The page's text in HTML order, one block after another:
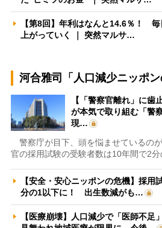
【第8回】年利はなんと14.6％！
上がっていく ｜ 突然マルサ…
河合雅司「人口減少ニッポン
【「警察官離れ」に歯
が本気で取り組む「警
現…
警察庁が目下、頭を悩ませているの
官の採用試験の受験者数は10年間で2分
【安全・安心ニッポンの危機】採用
分の1以下に！ 出生数減がも…
【医療崩壊】人口減少で「医師不足